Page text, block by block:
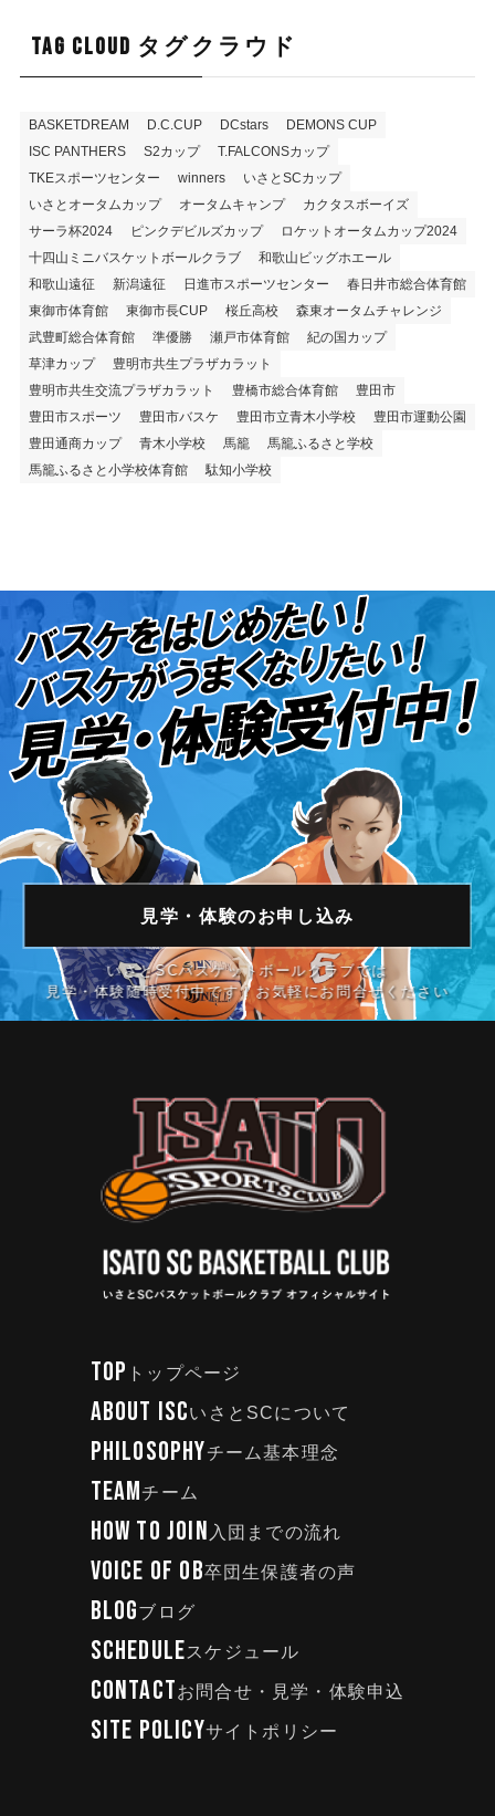
TAG CLOUD タグクラウド
BASKETDREAM D.C.CUP DCstars
DEMONS CUP
ISC PANTHERS
S2カップ
T.FALCONSカップ
TKEスポーツセンター
winners
いさとSCカップ
いさとオータムカップ
オータムキャンプ
カクタスボーイズ
サーラ杯2024
ピンクデビルズカップ
ロケットオータムカップ2024
十四山ミニバスケットボールクラブ
和歌山ビッグホエール
和歌山遠征
新潟遠征 日進市スポーツセンター
春日井市総合体育館
東御市体育館
東御市長CUP 桜丘高校
森東オータムチャレンジ
武豊町総合体育館
準優勝 瀬戸市体育館
紀の国カップ
草津カップ
豊明市共生プラザカラット
豊明市共生交流プラザカラット
豊橋市総合体育館
豊田市
豊田市スポーツ
豊田市バスケ 豊田市立青木小学校
豊田市運動公園
豊田通商カップ
青木小学校 馬籠
馬籠ふるさと学校
馬籠ふるさと小学校体育館
駄知小学校
見学・体験のお申し込み
いさとSCバスケットボールクラブでは
見学・体験随時受付中です！お気軽にお問合せください
TOP トップページ
ABOUT ISCいさとSCについて
PHILOSOPHYチーム基本理念
TEAMチーム
HOW TO JOIN 入団までの流れ
VOICE OF OB卒団生保護者の声
BLOGブログ
SCHEDULEスケジュール
CONTACTお問合せ・見学・体験申込
SITE POLICYサイトポリシー